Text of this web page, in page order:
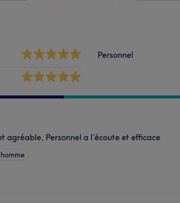
Personnel
agréable, Personnel a l’écoute et efficace